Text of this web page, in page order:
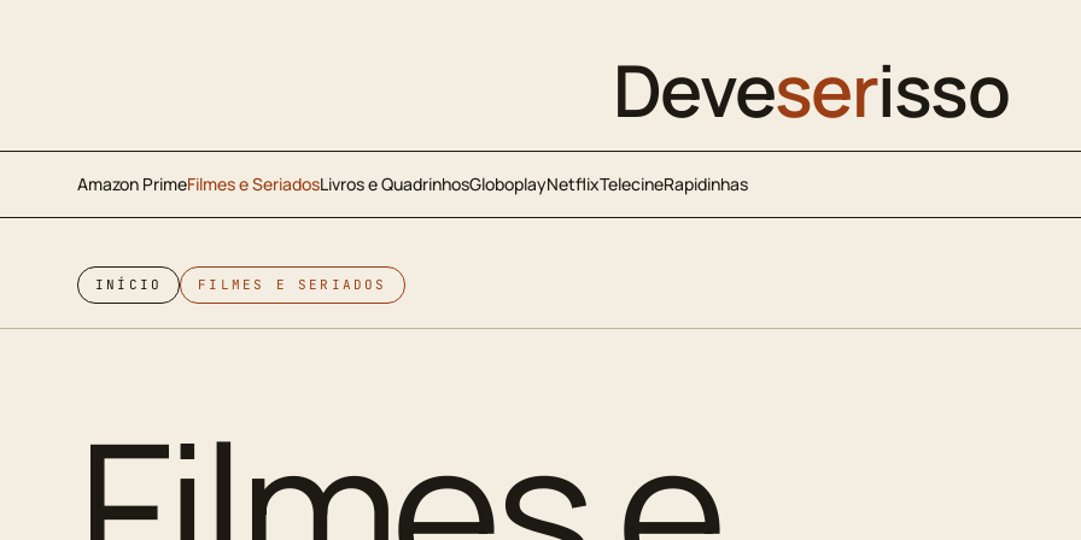
Deveserisso
Amazon PrimeFilmes e SeriadosLivros e QuadrinhosGloboplayNetflixTelecineRapidinhas
INÍCIO FILMES E SERIADOS